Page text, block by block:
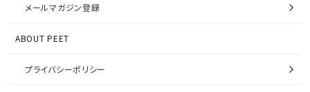
メールマガジン登録
ABOUT PEET
プライバシーポリシー